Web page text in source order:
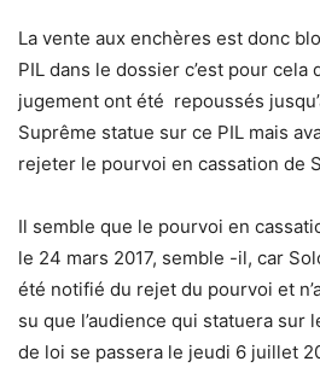
La vente aux enchères est donc
PIL dans le dossier c’est pour cela
jugement ont été repoussés
Suprême statue sur ce PIL mais
rejeter le pourvoi en cassation de
Il semble que le pourvoi en
le 24 mars 2017, semble -il, car
été notifié du rejet du pourvoi et
su que l’audience qui statuera sur
de loi se passera le jeudi 6 juillet